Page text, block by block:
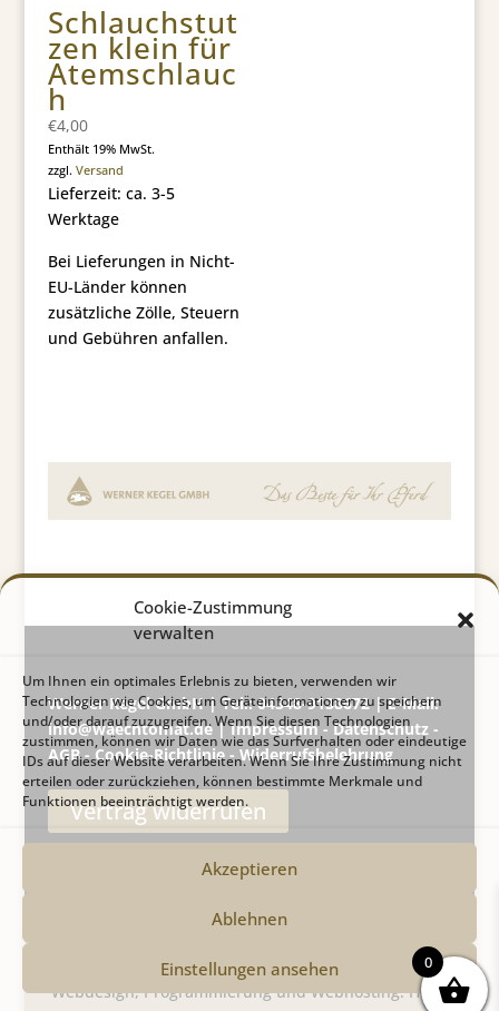
Cookie-Zustimmung
verwalten
Um Ihnen ein optimales Erlebnis zu bieten, verwenden wir
Technologien wie Cookies, um Geräteinformationen zu speichern
und/oder darauf zuzugreifen. Wenn Sie diesen Technologien
zustimmen, können wir Daten wie das Surfverhalten oder eindeutige
IDs auf dieser Website verarbeiten. Wenn Sie Ihre Zustimmung nicht
erteilen oder zurückziehen, können bestimmte Merkmale und
Funktionen beeinträchtigt werden.
Akzeptieren
Ablehnen
Einstellungen ansehen
Schlauchstut
zen klein für
Atemschlauc
h
€4,00
Enthält 19% MwSt.
zzgl. Versand
Lieferzeit: ca. 3-5
Werktage
Bei Lieferungen in Nicht-
EU-Länder können
zusätzliche Zölle, Steuern
und Gebühren anfallen.
Werner Kegel GmbH | Tel.: 04348-9138672 | E-Mail:
info@waechtomat.de |Impressum-Datenschutz-
AGB-Cookie-Richtlinie-Widerrufsbelehrung
Vertrag widerrufen
Webdesign, Programmierung und Webhosting: HMF-
0